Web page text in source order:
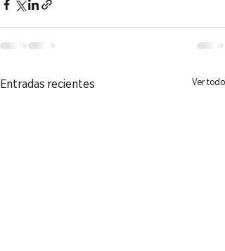
Entradas recientes Ver todo